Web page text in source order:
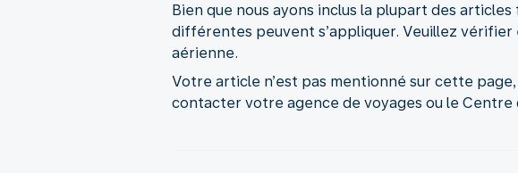
Bien que nous ayons inclus la plupart des
différentes peuvent s’appliquer. Veuillez
aérienne.
Votre article n’est pas mentionné sur cette
contacter votre agence de voyages ou le Centre